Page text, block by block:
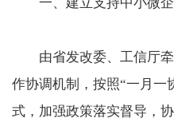
由省发改委、工信厅牵
作协调机制，按照“一月一
式，加强政策落实督导，